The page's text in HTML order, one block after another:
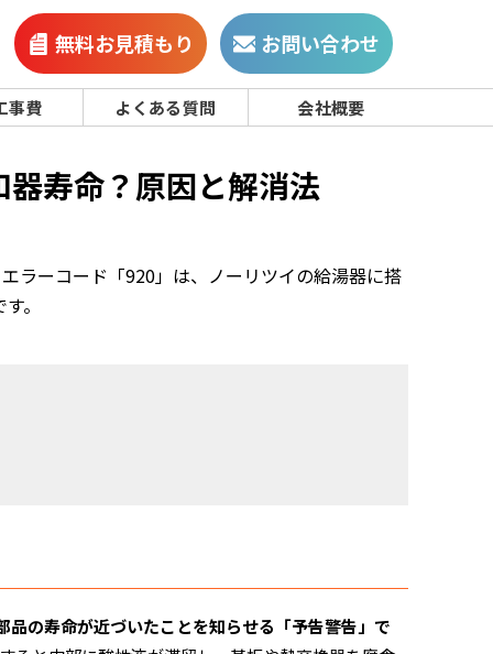
無料お見積もり お問い合わせ
事費 よくある質問 会社概要
寿命？原因と解消法
ラーコード「920」は、ノーリツイの給湯器に搭
。
品の寿命が近づいたことを知らせる「予告警告」で